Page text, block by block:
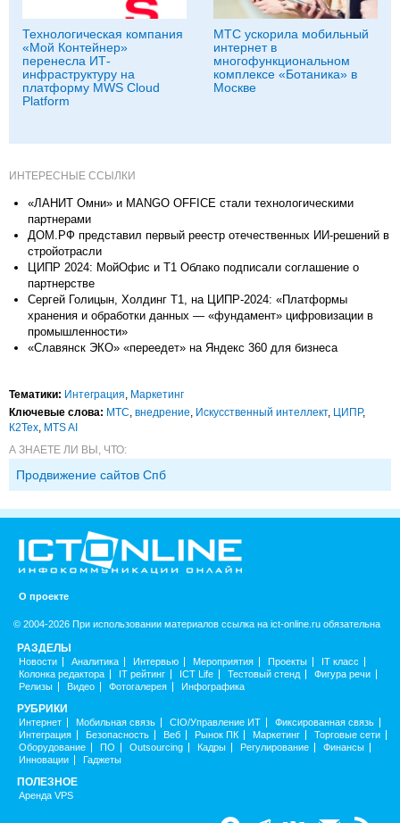
Технологическая компания
«Мой Контейнер»
перенесла ИТ-
инфраструктуру на
платформу MWS Cloud
Platform
МТС ускорила мобильный
интернет в
многофункциональном
комплексе «Ботаника» в
Москве
ИНТЕРЕСНЫЕ ССЫЛКИ
«ЛАНИТ Омни» и MANGO OFFICE стали технологическими
партнерами
ДОМ.РФ представил первый реестр отечественных ИИ-решений в
стройотрасли
ЦИПР 2024: МойОфис и T1 Облако подписали соглашение о
партнерстве
Сергей Голицын, Холдинг Т1, на ЦИПР-2024: «Платформы
хранения и обработки данных — «фундамент» цифровизации в
промышленности»
«Славянск ЭКО» «переедет» на Яндекс 360 для бизнеса
Тематики: Интеграция, Маркетинг
Ключевые слова: МТС, внедрение, Искусственный интеллект, ЦИПР,
К2Тех, MTS AI
А ЗНАЕТЕ ЛИ ВЫ, ЧТО:
Продвижение сайтов Спб
О проекте
© 2004-2026 При использовании материалов ссылка на ict-online.ru обязательна
РАЗДЕЛЫ
Новости Аналитика Интервью Мероприятия Проекты
IT класс
Колонка редактора
IT рейтинг ICT Life Тестовый стенд
Фигура речи
Релизы
Видео Фотогалерея Инфографика
РУБРИКИ
Интернет Мобильная связь CIO/Управление ИТ
Фиксированная связь
Интеграция
Безопасность Веб Рынок ПК Маркетинг
Торговые сети
Оборудование
ПО Outsourcing Кадры Регулирование
Финансы
Инновации
Гаджеты
ПОЛЕЗНОЕ
Аренда VPS